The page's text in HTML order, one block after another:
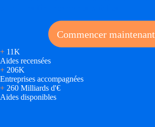
Commencer maintenant
+ 11K
Aides recensées
+ 206K
Entreprises accompagnées
+ 260 Milliards d'€
Aides disponibles